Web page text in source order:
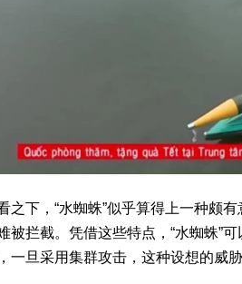
之下，“水蜘蛛”似乎算得上一种颇
被拦截。凭借这些特点，“水蜘蛛”
一旦采用集群攻击，这种设想的威